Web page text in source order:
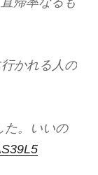
かれる人の
た。いいの